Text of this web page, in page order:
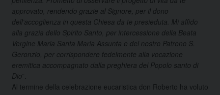
approvato, rendendo grazie al Signore, per il dono
dell’accoglienza in questa Chiesa da te presieduta. Mi affido
alla grazia dello Spirito Santo, per intercessione della Beata
Vergine Maria Santa Maria Assunta e del nostro Patrono S.
Geronzio, per corrispondere fedelmente alla vocazione
eremitica accompagnato dalla preghiera del Popolo santo di
Dio”.
Al termine della celebrazione eucaristica don Roberto ha voluto